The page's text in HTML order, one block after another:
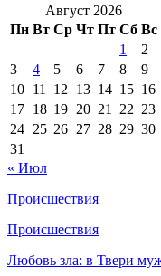
Август 2026
Пн Вт Ср Чт Пт Сб Вс
1
2
3
4 5 6 7 8
9
10 11 12 13 14 15 16
17 18 19 20 21 22 23
24 25 26 27 28 29 30
31
« Июл
Происшествия
Происшествия
Любовь зла: в Твери